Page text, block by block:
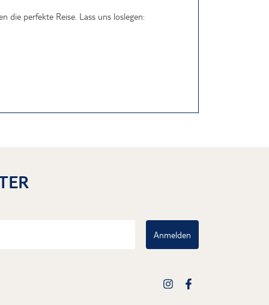
die perfekte Reise. Lass uns loslegen:
Anmelden